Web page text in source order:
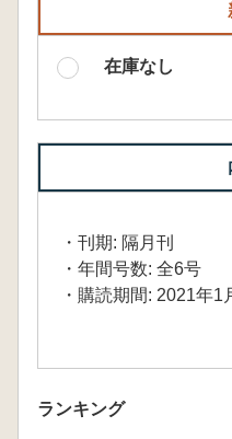
在庫なし
・刊期: 隔月刊
・年間号数: 全6号
・購読期間: 2021年1
ランキング